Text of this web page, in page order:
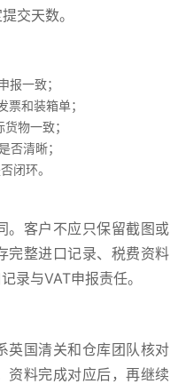
交天数。
报一致；
和装箱单；
物一致；
否清晰；
闭环。
。客户不应只保留截图或
完整进口记录、税费资料
录与VAT申报责任。
英国清关和仓库团队核对
资料完成对应后，再继续